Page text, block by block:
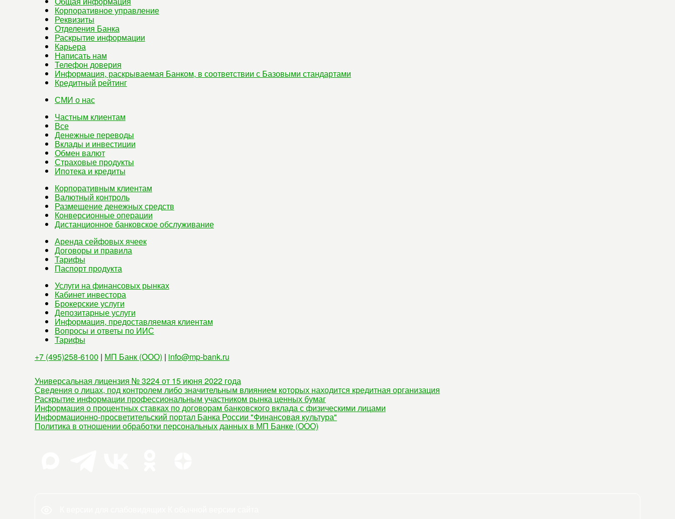
Корпоративное управление
Реквизиты
Отделения Банка
Раскрытие информации
Карьера
Написать нам
Телефон доверия
Информация, раскрываемая Банком, в соответствии с Базовыми стандартами
Кредитный рейтинг
СМИ о нас
Частным клиентам
Все
Денежные переводы
Вклады и инвестиции
Обмен валют
Страховые продукты
Ипотека и кредиты
Корпоративным клиентам
Валютный контроль
Размещение денежных средств
Конверсионные операции
Дистанционное банковское обслуживание
Аренда сейфовых ячеек
Договоры и правила
Тарифы
Паспорт продукта
Услуги на финансовых рынках
Кабинет инвестора
Брокерские услуги
Депозитарные услуги
Информация, предоставляемая клиентам
Вопросы и ответы по ИИС
Тарифы
+7 (495)258-6100 | МП Банк (ООО) | info@mp-bank.ru
Универсальная лицензия № 3224 от 15 июня 2022 года
Сведения о лицах, под контролем либо значительным влиянием которых находится кредитная организация
Раскрытие информации профессиональным участником рынка ценных бумаг
Информация о процентных ставках по договорам банковского вклада с физическими лицами
Информационно-просветительский портал Банка России "Финансовая культура"
Политика в отношении обработки персональных данных в МП Банке (ООО)